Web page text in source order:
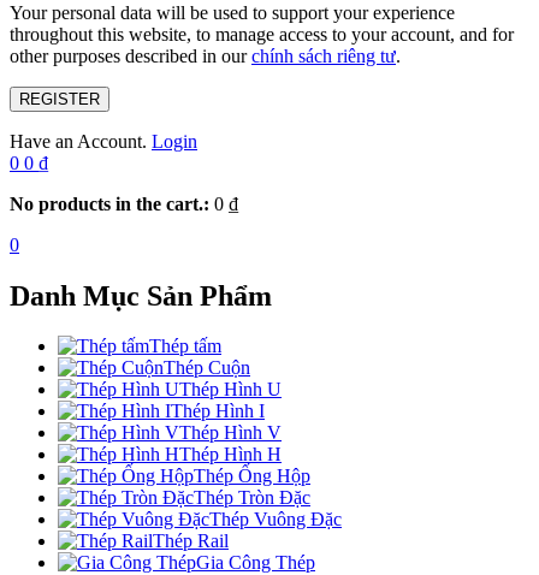
Your personal data will be used to support your experience
throughout this website, to manage access to your account, and for
other purposes described in ourchính sách riêng tư.
REGISTER
Have an Account. Login
0 0 ₫
No products in the cart.: 0 ₫
0
Danh Mục Sản Phẩm
Thép tấm
Thép Cuộn
Thép Hình U
Thép Hình I
Thép Hình V
Thép Hình H
Thép Ống Hộp
Thép Tròn Đặc
Thép Vuông Đặc
Thép Rail
Gia Công Thép